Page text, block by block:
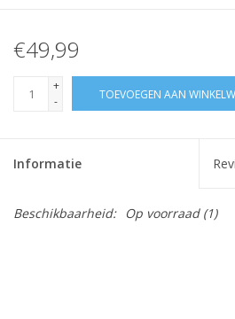
€49,99
+
-
TOEVOEGEN AAN
Informatie
Beschikbaarheid: Op voorraad(1)